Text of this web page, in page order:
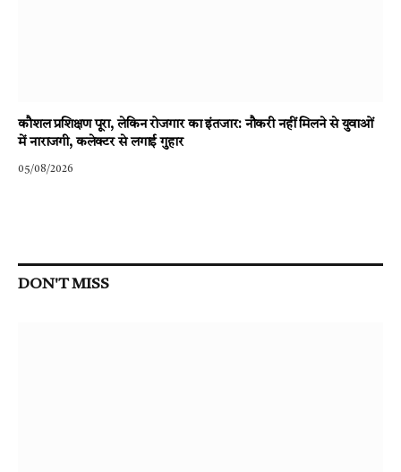
कौशल प्रशिक्षण पूरा, लेकिन रोजगार का इंतजार: नौकरी नहीं मिलने से युवाओं
में नाराजगी, कलेक्टर से लगाई गुहार
05/08/2026
DON'T MISS